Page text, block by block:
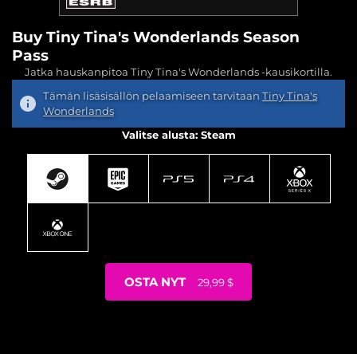
Buy Tiny Tina's Wonderlands Season
Pass
Jatka hauskanpitoa Tiny Tina's Wonderlands -kausikortilla.
Tämän lisäsisällön pelaamiseen tarvitaan Tiny Tina's
Wonderlands
Valitse alusta: Steam
OSTA NYT 29,99 $